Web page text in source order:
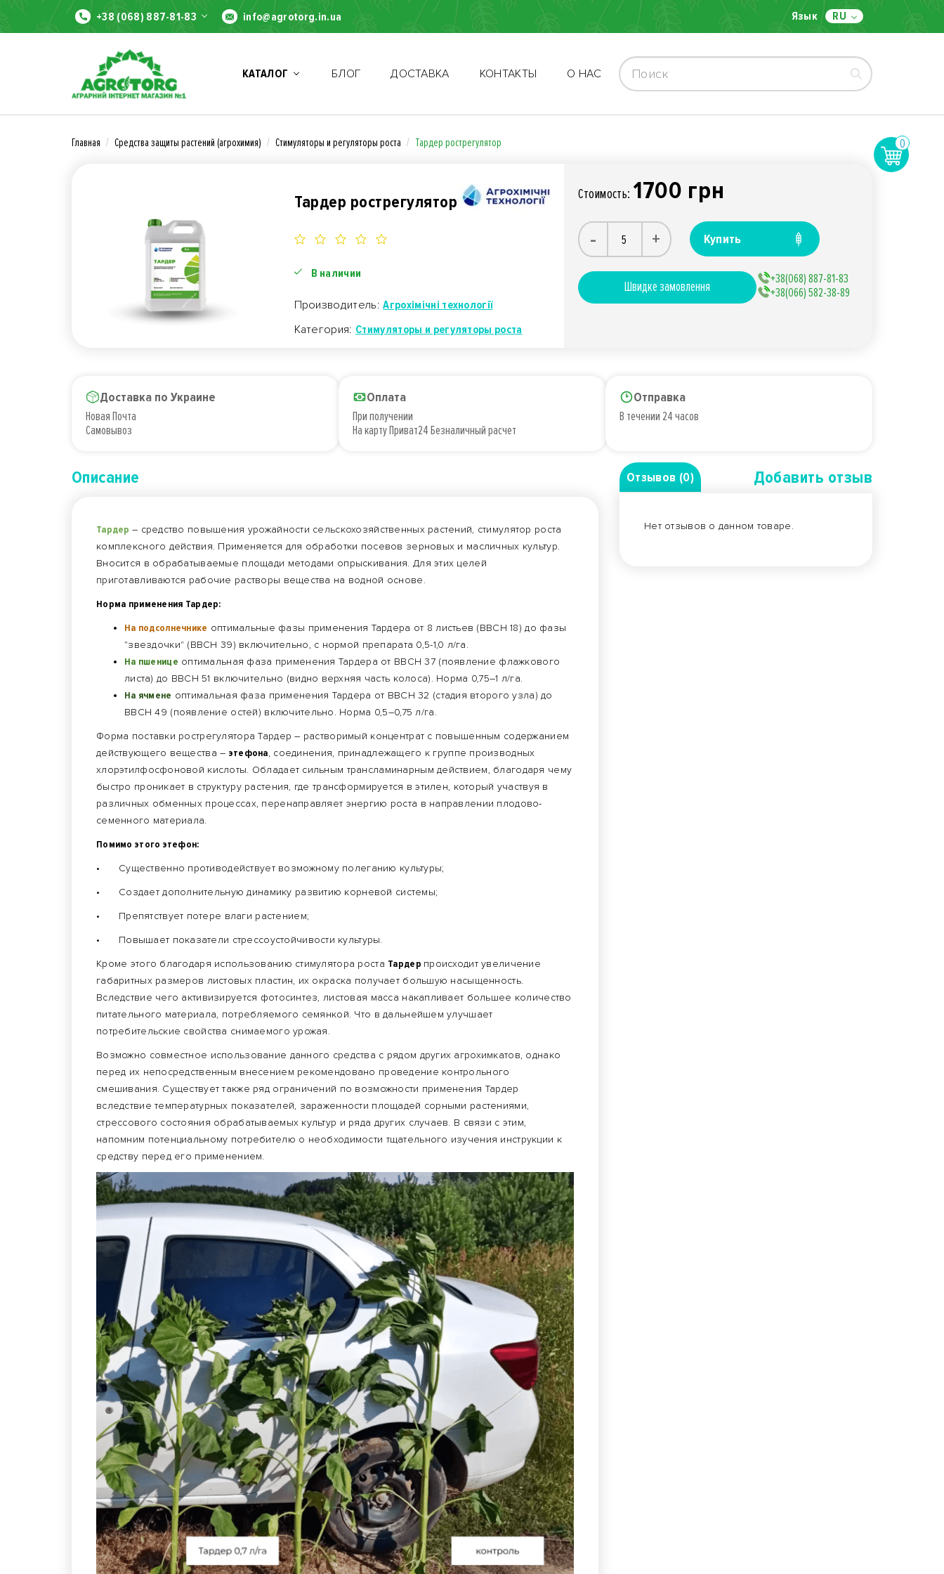
+38 (068) 887-81-83 info@agrotorg.in.ua Язык RU
КАТАЛОГ БЛОГ ДОСТАВКА КОНТАКТЫ О НАС
0
Главная Средства защиты растений (агрохимия) Стимуляторы и регуляторы роста Тардер рострегулятор
Тардер рострегулятор
В наличии
Производитель:Агрохімічні технології
Категория: Стимуляторы и регуляторы роста
Стоимость: 1700 грн
- + Купить
Швидке замовлення
+38(068) 887-81-83
+38(066) 582-38-89
Доставка по Украине
Новая Почта
Самовывоз
Оплата
При получении
На карту Приват24 Безналичный расчет
Отправка
В течении 24 часов
Описание
Тардер – средство повышения урожайности сельскохозяйственных растений, стимулятор роста
комплексного действия. Применяется для обработки посевов зерновых и масличных культур.
Вносится в обрабатываемые площади методами опрыскивания. Для этих целей
приготавливаются рабочие растворы вещества на водной основе.
Норма применения Тардер:
На подсолнечнике оптимальные фазы применения Тардера от 8 листьев (ВВСН 18) до фазы
"звездочки" (ВВСН 39) включительно, с нормой препарата 0,5-1,0 л/га.
На пшенице оптимальная фаза применения Тардера от ВВСН 37 (появление флажкового
листа) до ВВСН 51 включительно (видно верхняя часть колоса). Норма 0,75–1 л/га.
На ячмене оптимальная фаза применения Тардера от ВВСН 32 (стадия второго узла) до
ВВСН 49 (появление остей) включительно. Норма 0,5–0,75 л/га.
Форма поставки рострегулятора Тардер – растворимый концентрат с повышенным содержанием
действующего вещества – этефона, соединения, принадлежащего к группе производных
хлорэтилфосфоновой кислоты. Обладает сильным трансламинарным действием, благодаря чему
быстро проникает в структуру растения, где трансформируется в этилен, который участвуя в
различных обменных процессах, перенаправляет энергию роста в направлении плодово-
семенного материала.
Помимо этого этефон:
•
Существенно противодействует возможному полеганию культуры;
•
Создает дополнительную динамику развитию корневой системы;
•
Препятствует потере влаги растением;
•
Повышает показатели стрессоустойчивости культуры.
Кроме этого благодаря использованию стимулятора роста Тардер происходит увеличение
габаритных размеров листовых пластин, их окраска получает большую насыщенность.
Вследствие чего активизируется фотосинтез, листовая масса накапливает большее количество
питательного материала, потребляемого семянкой. Что в дальнейшем улучшает
потребительские свойства снимаемого урожая.
Возможно совместное использование данного средства с рядом других агрохимкатов, однако
перед их непосредственным внесением рекомендовано проведение контрольного
смешивания. Существует также ряд ограничений по возможности применения Тардер
вследствие температурных показателей, зараженности площадей сорными растениями,
стрессового состояния обрабатываемых культур и ряда других случаев. В связи с этим,
напомним потенциальному потребителю о необходимости тщательного изучения инструкции к
средству перед его применением.
Отзывов (0) Добавить отзыв
Нет отзывов о данном товаре.